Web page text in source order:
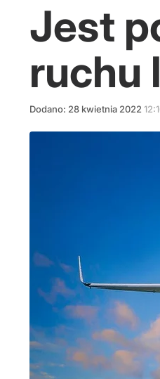
Jest
ruchu
Dodano: 28 kwietnia 2022